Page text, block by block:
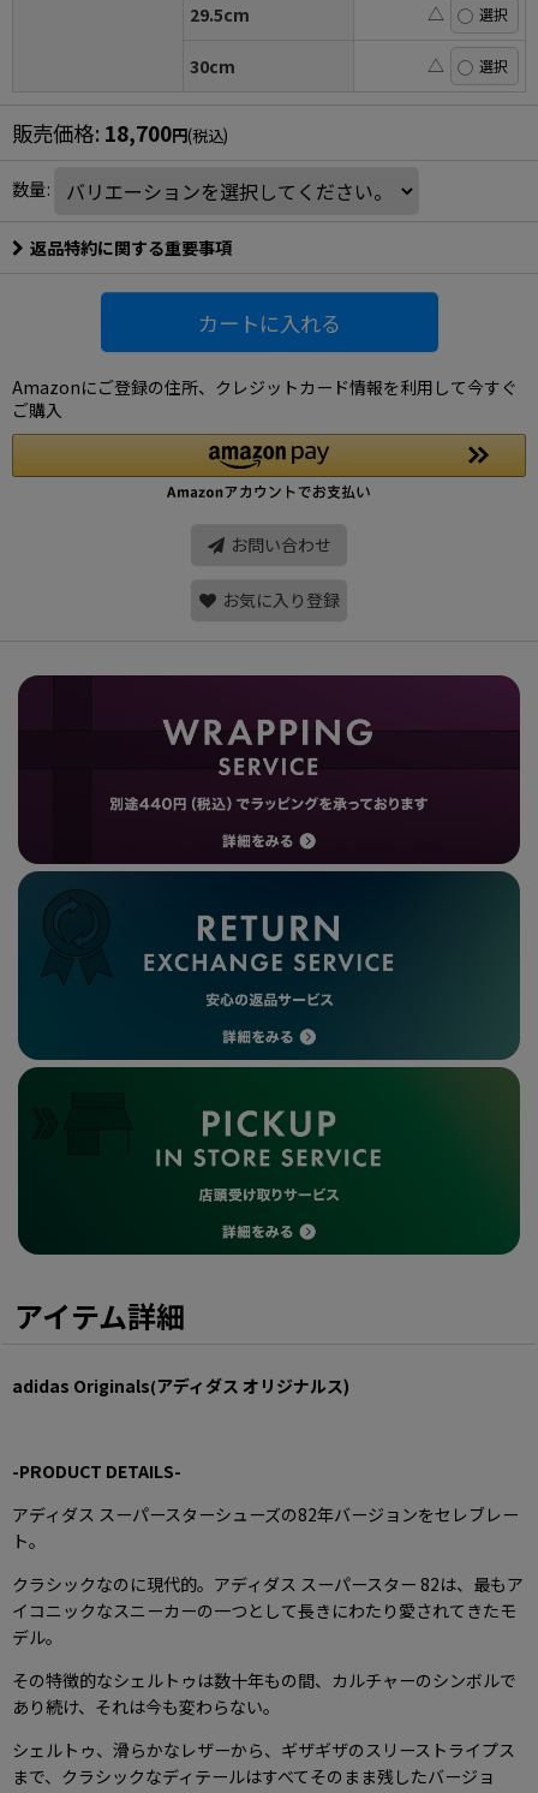
29.5cm △
30cm △
販売価格: 18,700円(税込)
数量:
返品特約に関する重要事項
カートに入れる
Amazonにご登録の住所、クレジットカード情報を利用して今すぐ
ご購入
お問い合わせ
お気に入り登録
アイテム詳細
adidas Originals(アディダス オリジナルス)
-PRODUCT DETAILS-
アディダス スーパースターシューズの82年バージョンをセレブレー
ト。
クラシックなのに現代的。アディダス スーパースター 82は、最もア
イコニックなスニーカーの一つとして長きにわたり愛されてきたモ
デル。
その特徴的なシェルトゥは数十年もの間、カルチャーのシンボルで
あり続け、それは今も変わらない。
シェルトゥ、滑らかなレザーから、ギザギザのスリーストライプス
まで、クラシックなディテールはすべてそのまま残したバージョ